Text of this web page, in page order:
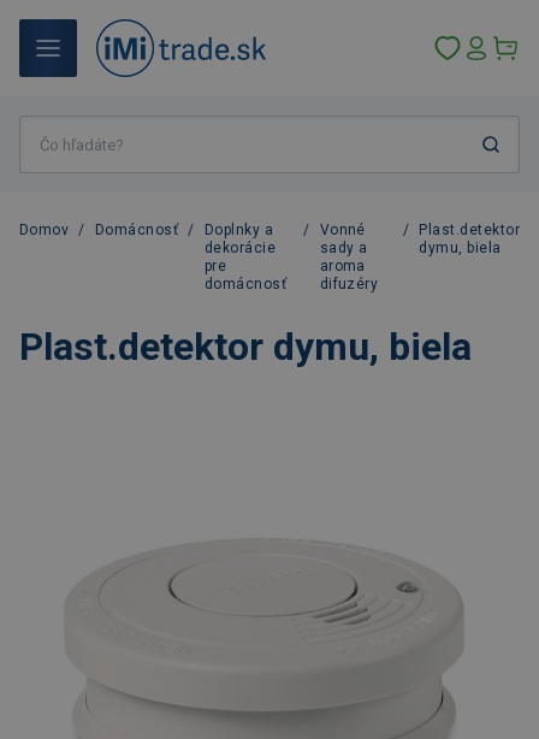
Domov / Domácnosť /
Doplnky a
dekorácie
pre
domácnosť
/
Vonné
sady a
aroma
difuzéry
/
Plast.detektor
dymu, biela
Plast.detektor dymu, biela